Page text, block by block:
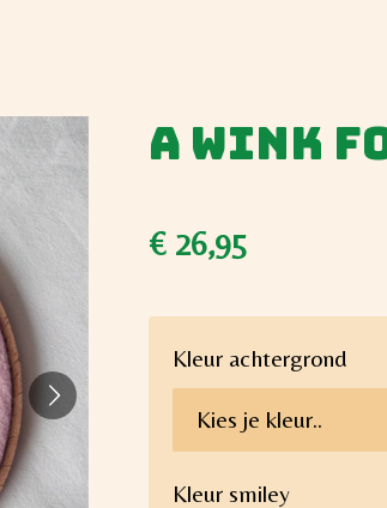
A wink
€ 26,95
Kleur achtergrond
Kleur smiley